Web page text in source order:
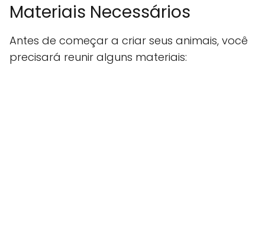
Materiais Necessários
Antes de começar a criar seus animais, você
precisará reunir alguns materiais: